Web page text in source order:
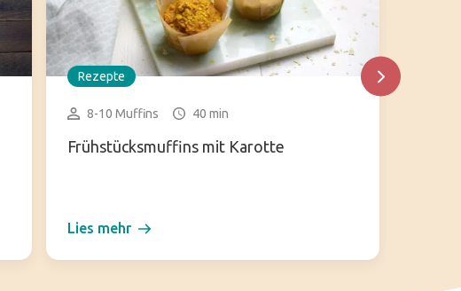
Rezepte
8-10 Muffins 40 min
Frühstücksmuffins mit Karotte
Lies mehr